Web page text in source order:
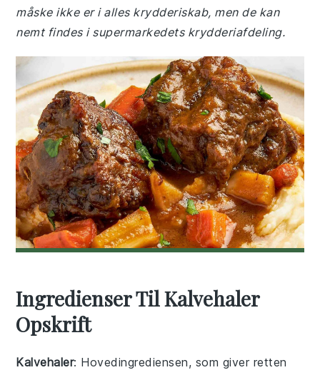
måske ikke er i alles krydderiskab, men de kan
nemt findes i supermarkedets krydderiafdeling.
Ingredienser Til Kalvehaler
Opskrift
Kalvehaler: Hovedingrediensen, som giver retten